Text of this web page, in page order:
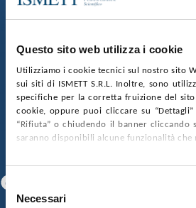
Questo sito web utilizza i cookie
Utilizziamo i cookie tecnici sul nostro sito
sui siti di ISMETT S.R.L. Inoltre, sono
specifiche per la corretta fruizione del
cookie, oppure puoi cliccare su
“Rifiuta” o chiudendo il banner cliccando
saranno disponibili alcune funzionalità che
Selezione
delNecessari
nr. REA PA-201818 P.I. 04544550827
SOCIETÀ TRASPARENTE
GARE E CONTRATTIPRIVACY
SOSTIENICIMAPPA DEL SITO
CONTATTI